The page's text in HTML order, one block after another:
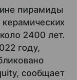
пирамиды
2400 лет.
году,
сообщает